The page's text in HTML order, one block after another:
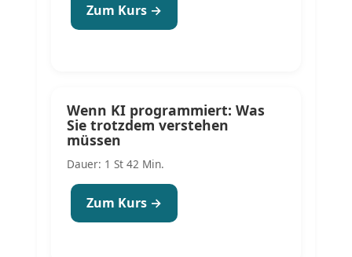
Zum Kurs →
Wenn KI programmiert: Was
Sie trotzdem verstehen
müssen
Dauer: 1 St 42 Min.
Zum Kurs →